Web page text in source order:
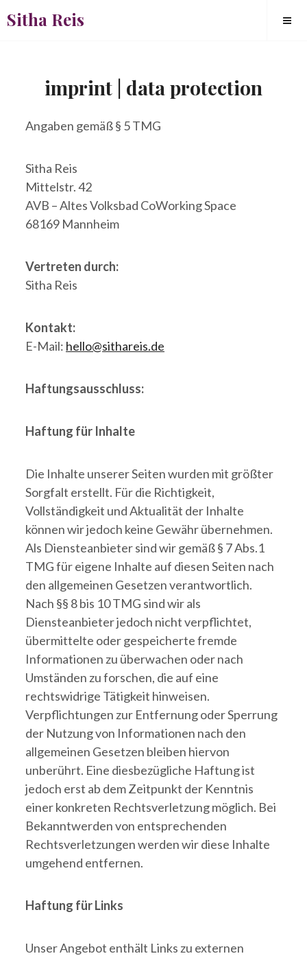
to
Sitha Reis
imprint | data protection
Square
Angaben gemäß § 5 TMG
Sitha Reis
Mittelstr. 42
AVB – Altes Volksbad CoWorking Space
68169 Mannheim
Vertreten durch:
Sitha Reis
Kontakt:
E-Mail: hello@sithareis.de
Haftungsausschluss:
Haftung für Inhalte
Die Inhalte unserer Seiten wurden mit größter
Sorgfalt erstellt. Für die Richtigkeit,
Vollständigkeit und Aktualität der Inhalte
können wir jedoch keine Gewähr übernehmen.
Als Diensteanbieter sind wir gemäß § 7 Abs.1
TMG für eigene Inhalte auf diesen Seiten nach
den allgemeinen Gesetzen verantwortlich.
Nach §§ 8 bis 10 TMG sind wir als
Diensteanbieter jedoch nicht verpflichtet,
übermittelte oder gespeicherte fremde
Informationen zu überwachen oder nach
Umständen zu forschen, die auf eine
rechtswidrige Tätigkeit hinweisen.
Verpflichtungen zur Entfernung oder Sperrung
der Nutzung von Informationen nach den
allgemeinen Gesetzen bleiben hiervon
unberührt. Eine diesbezügliche Haftung ist
jedoch erst ab dem Zeitpunkt der Kenntnis
einer konkreten Rechtsverletzung möglich. Bei
Bekanntwerden von entsprechenden
Rechtsverletzungen werden wir diese Inhalte
umgehend entfernen.
Haftung für Links
Unser Angebot enthält Links zu externen